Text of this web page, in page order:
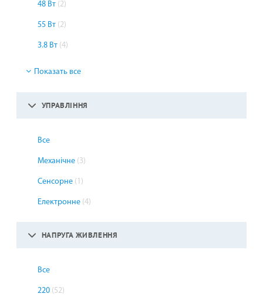
48 Вт (2)
55 Вт (2)
3.8 Вт (4)
Показать все
УПРАВЛІННЯ
Все
Механічне (3)
Сенсорне (1)
Електронне (4)
НАПРУГА ЖИВЛЕННЯ
Все
220 (52)